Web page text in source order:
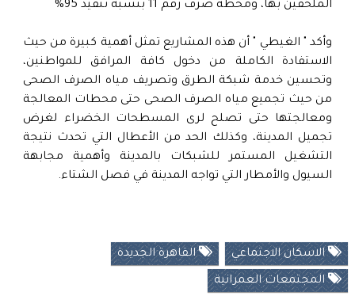
الملحقين بها، ومحطة صرف رقم 11 بنسبة تنفيذ 95%
وأكد " الغيطي " أن هذه المشاريع تمثل أهمية كبيرة من حيث
الاستفادة الكاملة من دخول كافة المرافق للمواطنين،
وتحسين خدمة شبكة الطرق وتصريف مياه الصرف الصحى
من حيث تجميع مياه الصرف الصحى حتى محطات المعالجة
ومعالجتها حتى تصلح لرى المسطحات الخضراء لغرض
تجميل المدينة، وكذلك الحد من الأعطال التي تحدث نتيجة
التشغيل المستمر للشبكات بالمدينة وأهمية مجابهة
السيول والأمطار التي تواجه المدينة في فصل الشتاء.
الاسكان الاجتماعي القاهرة الجديدة
المجتمعات العمرانية